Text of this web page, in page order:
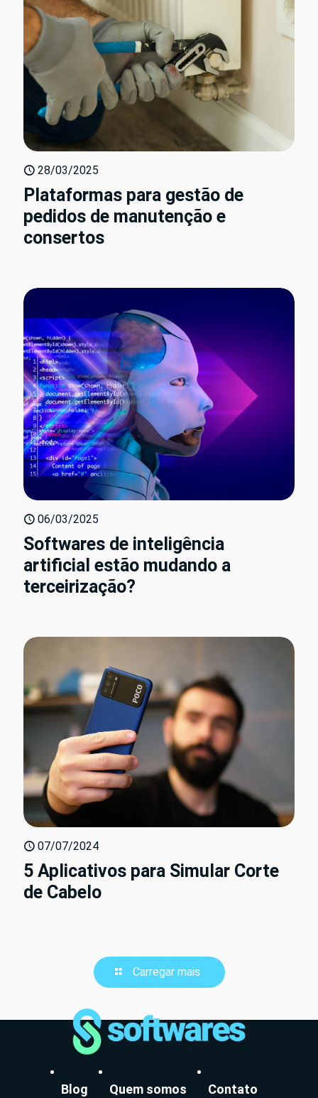
28/03/2025
Plataformas para gestão de
pedidos de manutenção e
consertos
06/03/2025
Softwares de inteligência
artificial estão mudando a
terceirização?
07/07/2024
5 Aplicativos para Simular Corte
de Cabelo
Carregar mais
Blog Quem somos Contato